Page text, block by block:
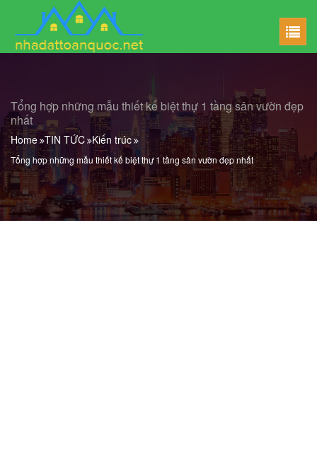
Tổng hợp những mẫu thiết kế biệt thự 1 tầng sân vườn đẹp
nhất
Home TIN TỨC Kiến trúc
Tổng hợp những mẫu thiết kế biệt thự 1 tầng sân vườn đẹp nhất